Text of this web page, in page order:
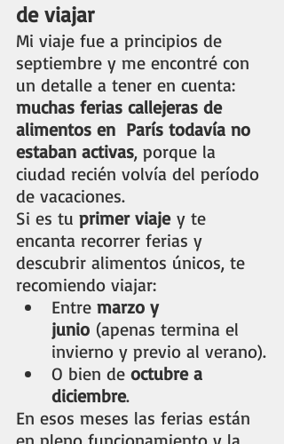
de viajar
Mi viaje fue a principios de
septiembre y me encontré con
un detalle a tener en cuenta:
muchas ferias callejeras de
alimentos en  París todavía no
estaban activas, porque la
ciudad recién volvía del período
de vacaciones.
Si es tu primer viaje y te
encanta recorrer ferias y
descubrir alimentos únicos, te
recomiendo viajar:
Entre marzo y
junio (apenas termina el
invierno y previo al verano).
O bien de octubre a
diciembre.
En esos meses las ferias están